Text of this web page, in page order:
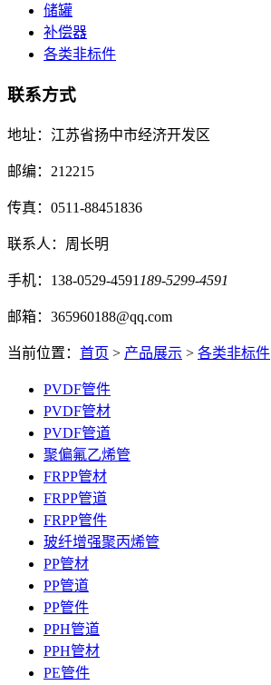
储罐
补偿器
各类非标件
联系方式
地址：江苏省扬中市经济开发区
邮编：212215
传真：0511-88451836
联系人：周长明
手机：138-0529-4591 189-5299-4591
邮箱：365960188@qq.com
当前位置： 首页 > 产品展示 > 各类非标件
PVDF管件
PVDF管材
PVDF管道
聚偏氟乙烯管
FRPP管材
FRPP管道
FRPP管件
玻纤增强聚丙烯管
PP管材
PP管道
PP管件
PPH管道
PPH管材
PE管件